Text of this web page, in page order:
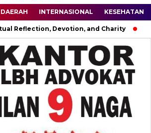
DAERAH INTERNASIONAL KESEHATAN
Devotion, and Charity The